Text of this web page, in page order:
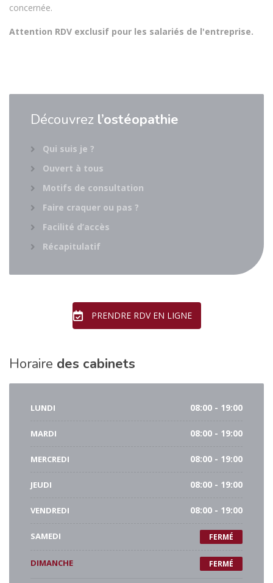
concernée.
Attention RDV exclusif pour les salariés de l'entreprise.
Découvrez l’ostéopathie
Qui suis je ?
Ouvert à tous
Motifs de consultation
Faire craquer ou pas ?
Facilité d’accès
Récapitulatif
PRENDRE RDV EN LIGNE
Horaire des cabinets
LUNDI 08:00 - 19:00
MARDI 08:00 - 19:00
MERCREDI 08:00 - 19:00
JEUDI 08:00 - 19:00
VENDREDI 08:00 - 19:00
SAMEDI FERMÉ
DIMANCHE FERMÉ